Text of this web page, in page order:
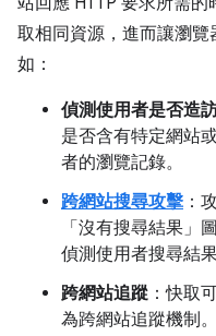
取相同資源，進而讓瀏
如：
偵測使用者是否造
是否含有特定網站
者的瀏覽記錄。
跨網站搜尋攻擊 ：
「沒有搜尋結果」
偵測使用者搜尋結
跨網站追蹤 ：快取
為跨網站追蹤機制。